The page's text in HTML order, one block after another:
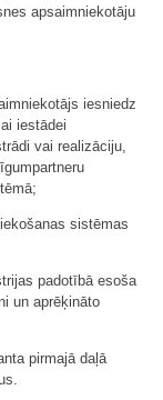
apsaimniekotāju
iesniedz
iestādei
vai realizāciju,
sistēmas
padotībā esoša
un aprēķināto
pirmajā daļā